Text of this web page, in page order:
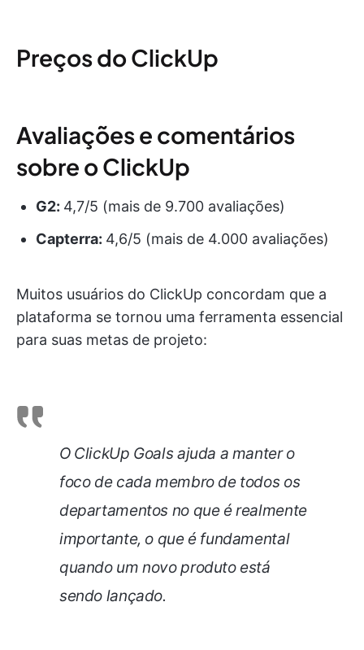
Preços do ClickUp
Avaliações e comentários
sobre o ClickUp
G2: 4,7/5 (mais de 9.700 avaliações)
Capterra: 4,6/5 (mais de 4.000 avaliações)
Muitos usuários do ClickUp concordam que a
plataforma se tornou uma ferramenta essencial
para suas metas de projeto:
O ClickUp Goals ajuda a manter o
foco de cada membro de todos os
departamentos no que é realmente
importante, o que é fundamental
quando um novo produto está
sendo lançado.